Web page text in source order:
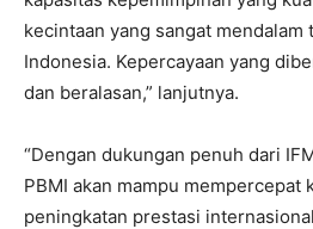
I've read and accept thePrivacy Policy
kecintaan yang sangat mendalam
Indonesia. Kepercayaan yang
dan beralasan,” lanjutnya.
“Dengan dukungan penuh dari
PBMI akan mampu
peningkatan prestasi